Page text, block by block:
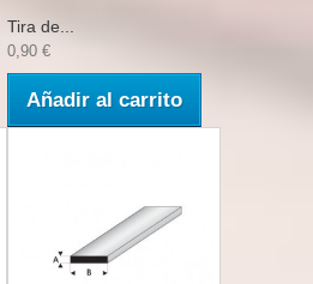
Tira de...
0,90 €
Añadir al carrito